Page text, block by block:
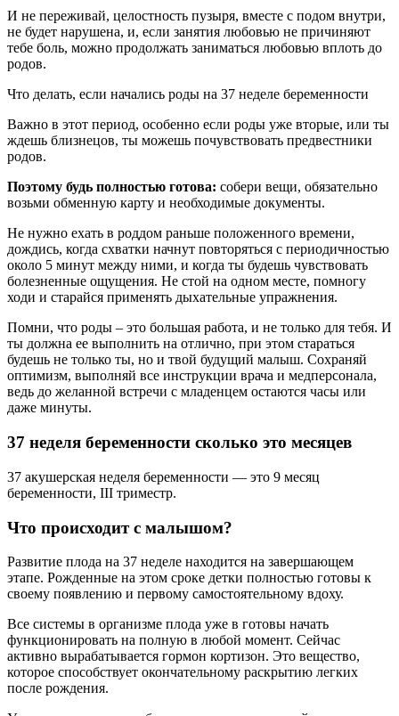
И не переживай, целостность пузыря, вместе с подом внутри,
не будет нарушена, и, если занятия любовью не причиняют
тебе боль, можно продолжать заниматься любовью вплоть до
родов.
Что делать, если начались роды на 37 неделе беременности
Важно в этот период, особенно если роды уже вторые, или ты
ждешь близнецов, ты можешь почувствовать предвестники
родов.
Поэтому будь полностью готова: собери вещи, обязательно
возьми обменную карту и необходимые документы.
Не нужно ехать в роддом раньше положенного времени,
дождись, когда схватки начнут повторяться с периодичностью
около 5 минут между ними, и когда ты будешь чувствовать
болезненные ощущения. Не стой на одном месте, помногу
ходи и старайся применять дыхательные упражнения.
Помни, что роды – это большая работа, и не только для тебя. И
ты должна ее выполнить на отлично, при этом стараться
будешь не только ты, но и твой будущий малыш. Сохраняй
оптимизм, выполняй все инструкции врача и медперсонала,
ведь до желанной встречи с младенцем остаются часы или
даже минуты.
37 неделя беременности сколько это месяцев
37 акушерская неделя беременности — это 9 месяц
беременности, III триместр.
Что происходит с малышом?
Развитие плода на 37 неделе находится на завершающем
этапе. Рожденные на этом сроке детки полностью готовы к
своему появлению и первому самостоятельному вдоху.
Все системы в организме плода уже в готовы начать
функционировать на полную в любой момент. Сейчас
активно вырабатывается гормон кортизон. Это вещество,
которое способствует окончательному раскрытию легких
после рождения.